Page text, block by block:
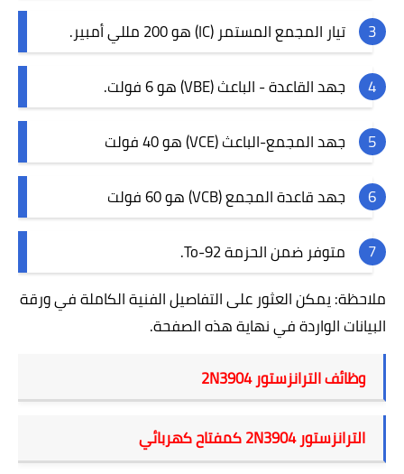
تيار المجمع المستمر(IC)هو 200 مللي أمبير.
جهد القاعدة - الباعث(VBE)هو 6 فولت.
جهد المجمع-الباعث(VCE)هو 40 فولت
جهد قاعدة المجمع(VCB)هو 60 فولت
متوفر ضمن الحزمةTo-92
.
ملاحظة: يمكن العثور على التفاصيل الفنية الكاملة في ورقة
البيانات الواردة في نهاية هذه الصفحة.
وظائف الترانزستور2N3904
الترانزستور2N3904كمفتاح كهربائي